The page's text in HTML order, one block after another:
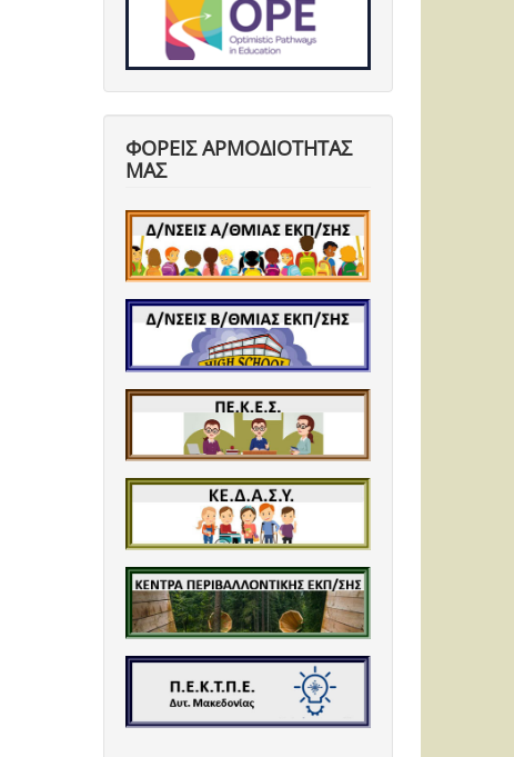
ΦΟΡΕΙΣ ΑΡΜΟΔΙΟΤΗΤΑΣ
ΜΑΣ